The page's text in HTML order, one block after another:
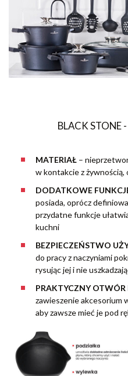
BLACK STONE
MATERIAŁ –
w kontakcie z
DODATKOWE
posiada, oprócz
przydatne funkcje
kuchni
BEZPIECZEŃSTWO
do pracy z naczyniami
rysując jej i nie
PRAKTYCZNY OTWÓR
zawieszenie akcesorium
aby zawsze mieć je pod